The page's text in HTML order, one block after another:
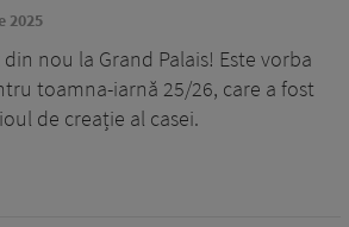
2025
nou la Grand Palais! Este vorba
toamna-iarnă 25/26, care a fost
de creație al casei.